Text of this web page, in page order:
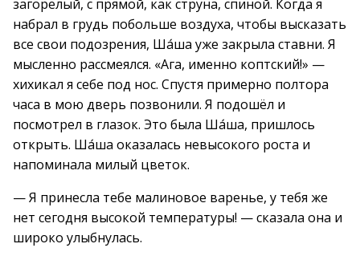
загорелый, с прямой, как струна, спиной. Когда я
набрал в грудь побольше воздуха, чтобы высказать
все свои подозрения, Ша́ша уже закрыла ставни. Я
мысленно рассмеялся. «Ага, именно коптский!» —
хихикал я себе под нос. Спустя примерно полтора
часа в мою дверь позвонили. Я подошёл и
посмотрел в глазок. Это была Ша́ша, пришлось
открыть. Ша́ша оказалась невысокого роста и
напоминала милый цветок.
— Я принесла тебе малиновое варенье, у тебя же
нет сегодня высокой температуры! — сказала она и
широко улыбнулась.